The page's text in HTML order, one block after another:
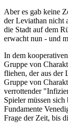
Aber es gab keine
der Leviathan nicht
die Stadt auf dem
erwacht nun - und
In dem
Gruppe von
fliehen, der aus der
Gruppe von
verrottender
Spieler müssen
Fundamente
Frage der Zeit, bis